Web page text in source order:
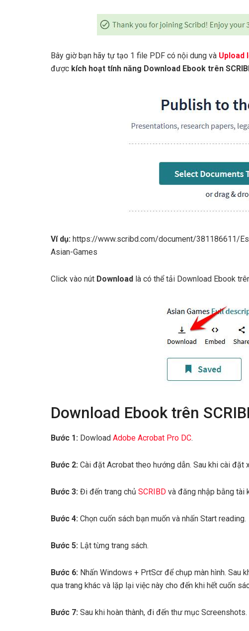
Bây giờ bạn hãy tự tạo 1 file PDF có nội dung và Upload
được kích hoạt tính năng Download Ebook trên
Ví dụ: https://www.scribd.com/document/381186611/
Asian-Games
Click vào nút Download là có thể tải Download Ebook
Download Ebook trên
Bước 1: Dowload Adobe Acrobat Pro DC.
Bước 2: Cài đặt Acrobat theo hướng dẫn. Sau khi cài
Bước 3: Đi đến trang chủ SCRIBD và đăng nhập bằng tài
Bước 4: Chọn cuốn sách bạn muốn và nhấn Start reading.
Bước 5: Lật từng trang sách.
Bước 6: Nhấn Windows + PrtScr để chụp màn hình. Sau
qua trang khác và lặp lại việc này cho đến khi hết cuốn
Bước 7: Sau khi hoàn thành, đi đến thư mục Screenshots.